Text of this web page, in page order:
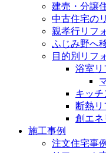
建売・分譲
中古住宅の
親孝行リフ
ふじみ野へ
目的別リフ
浴室リ
キッチ
断熱リ
創エネ
施工事例
注文住宅事例